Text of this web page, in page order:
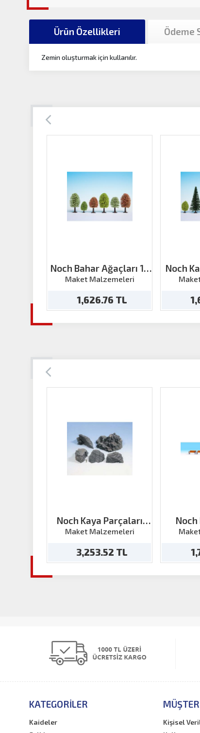
Ürün Özellikleri Ödeme
Zemin oluşturmak için kullanılır.
Noch Bahar Ağaçları 10
Parça H:5-9cm
Maket Malzemeleri
1,626.76 TL
Noch
Noch Kaya Parçaları
"Granit" 5 parça
Maket Malzemeleri
3,253.52 TL
Noch
KATEGORILER
Kaideler
Kişisel